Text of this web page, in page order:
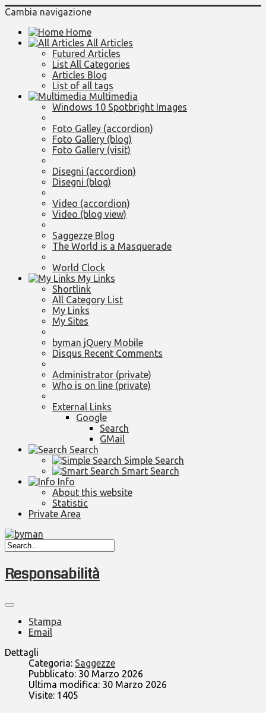
Cambia navigazione
Home
All Articles
Futured Articles
List All Categories
Articles Blog
List of all tags
Multimedia
Windows 10 Spotbright Images
Foto Galley (accordion)
Foto Gallery (blog)
Foto Gallery (visit)
Disegni (accordion)
Disegni (blog)
Video (accordion)
Video (blog view)
Saggezze Blog
The World is a Masquerade
World Clock
My Links
Shortlink
All Category List
My Links
My Sites
byman jQuery Mobile
Disqus Recent Comments
Administrator (private)
Who is on line (private)
External Links
Google
Search
GMail
Search
Simple Search
Smart Search
Info
About this website
Statistic
Private Area
Responsabilità
Stampa
Email
Dettagli
Categoria: Saggezze
Pubblicato: 30 Marzo 2026
Ultima modifica: 30 Marzo 2026
Visite: 1405